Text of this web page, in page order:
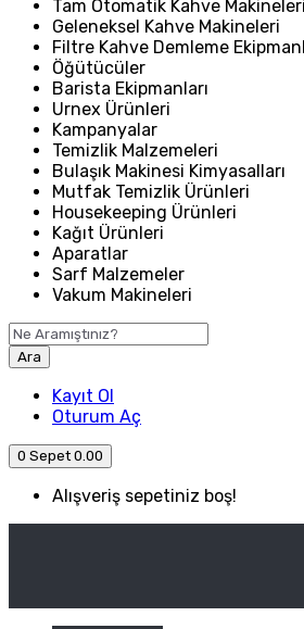
Tam Otomatik Kahve Makineleri
Geleneksel Kahve Makineleri
Filtre Kahve Demleme
Öğütücüler
Barista Ekipmanları
Urnex Ürünleri
Kampanyalar
Temizlik Malzemeleri
Bulaşık Makinesi Kimyasalları
Mutfak Temizlik Ürünleri
Housekeeping Ürünleri
Kağıt Ürünleri
Aparatlar
Sarf Malzemeler
Vakum Makineleri
Ara
Kayıt Ol
Oturum Aç
0 Sepet 0.00
Alışveriş sepetiniz boş!
Kategori